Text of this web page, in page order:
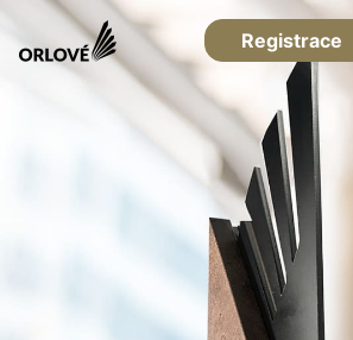
Registrace